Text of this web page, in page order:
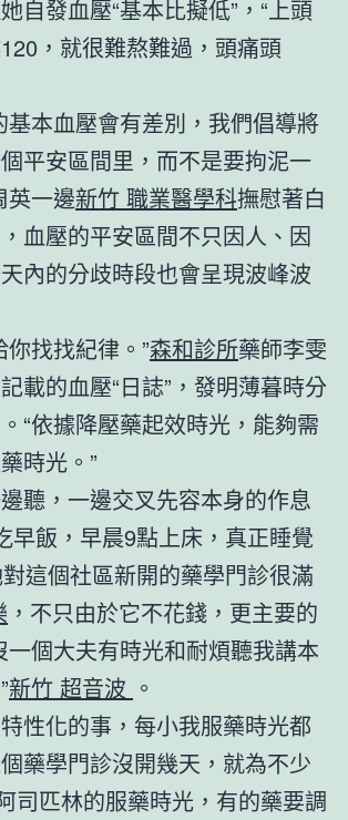
自發血壓“基本比擬低”，“上頭
，就很難熬難過，頭痛頭
基本血壓會有差別，我們倡導將
平安區間里，而不是要拘泥一
英一邊新竹 職業醫學科撫慰著白
血壓的平安區間不只因人、因
內的分歧時段也會呈現波峰波
你找找紀律。”森和診所藥師李雯
載的血壓“日誌”，發明薄暮時分
“依據降壓藥起效時光，能夠需
時光。”
聽，一邊交叉先容本身的作息
飯，早晨9點上床，真正睡覺
這個社區新開的藥學門診很滿
，不只由於它不花錢，更主要的
一個大夫有時光和耐煩聽我講本
新竹 超音波 。
性化的事，每小我服藥時光都
藥學門診沒開幾天，就為不少
司匹林的服藥時光，有的藥要調